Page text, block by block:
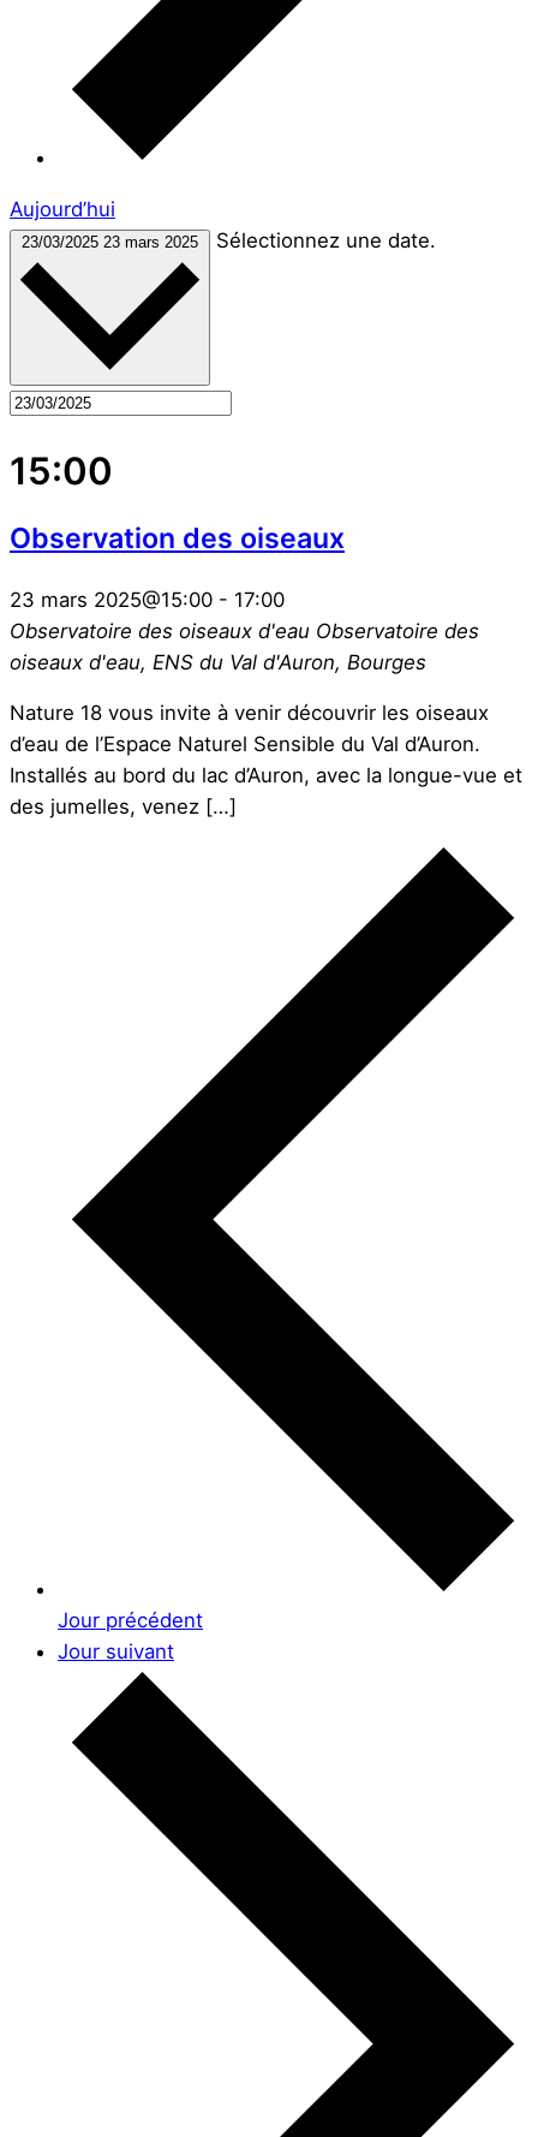
Aujourd’hui
23/03/2025 23 mars 2025 Sélectionnez une date.
15:00
Observation des oiseaux
23 mars 2025@15:00 - 17:00
Observatoire des oiseaux d'eau Observatoire des
oiseaux d'eau, ENS du Val d'Auron, Bourges
Nature 18 vous invite à venir découvrir les oiseaux
d’eau de l’Espace Naturel Sensible du Val d’Auron.
Installés au bord du lac d’Auron, avec la longue-vue et
des jumelles, venez […]
Jour précédent
Jour suivant